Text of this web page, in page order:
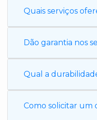
Quais serviços
Dão garantia nos
Qual a
Como solicitar um